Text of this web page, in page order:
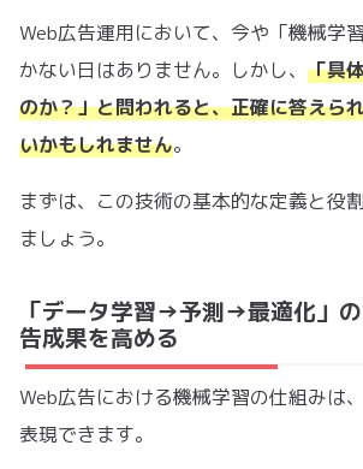
Web広告運用において、今や「機械学
かない日はありません。しかし、 「具
のか？」と問われると、正確に答えら
いかもしれません。
まずは、この技術の基本的な定義と役
ましょう。
「データ学習→予測→最適化」
告成果を高める
Web広告における機械学習の仕組みは
表現できます。